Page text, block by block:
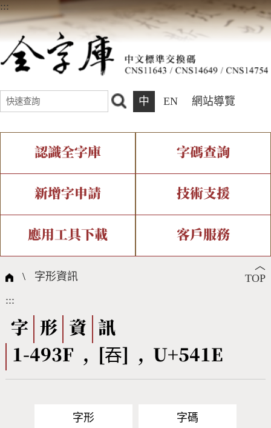
:::
中 EN 網站導覽
認識全字庫
全字庫介紹 全字庫現況
中文碼介紹 專有名詞介紹
國際字碼相關組織
字碼查詢
IDS查詢 部件查詢
複合查詢 注音查詢
筆畫查詢
筆順序查詢
CNS查詢 Unicode查詢
新增字申請
新字申請處理流程
技術支援
字形即時顯示 造字解決方案
全字庫授權 轉碼Web Service
應用工具下載
個人電腦造字處理工具
字形下載
客戶服務
問題集
熱門查詢統計
︿
TOP
\ 字形資訊
:::
字 形 資
訊
1-493F , [吞] , U+541E
字形 字碼